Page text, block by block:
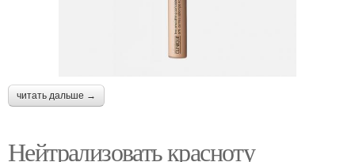
читать дальше →
Нейтрализовать красноту